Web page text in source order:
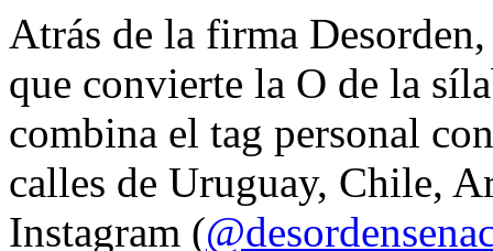
Atrás de la firma
que convierte la O de la
combina el tag personal
calles de Uruguay, Chile,
Instagram (